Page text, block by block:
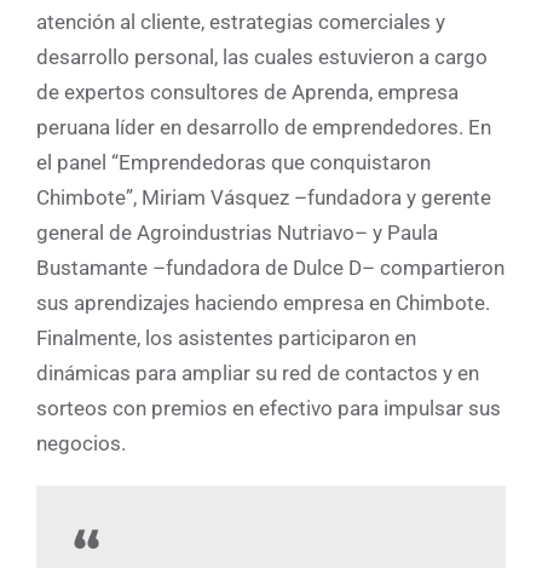
atención al cliente, estrategias comerciales y
desarrollo personal, las cuales estuvieron a cargo
de expertos consultores de Aprenda, empresa
peruana líder en desarrollo de emprendedores. En
el panel “Emprendedoras que conquistaron
Chimbote”, Miriam Vásquez –fundadora y gerente
general de Agroindustrias Nutriavo– y Paula
Bustamante –fundadora de Dulce D– compartieron
sus aprendizajes haciendo empresa en Chimbote.
Finalmente, los asistentes participaron en
dinámicas para ampliar su red de contactos y en
sorteos con premios en efectivo para impulsar sus
negocios.